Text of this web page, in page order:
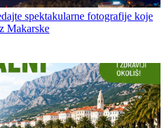
spektakularne fotografije koje
Makarske